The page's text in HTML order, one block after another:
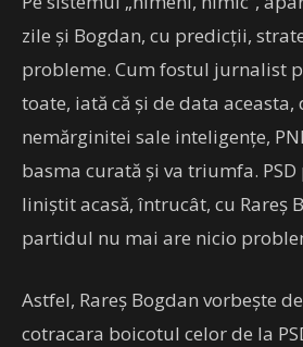
zile și Bogdan, cu predicții,
probleme. Cum fostul jurnalist
toate, iată că și de data
nemărginitei sale inteligențe,
basma curată și va triumfa. PSD
liniștit acasă, întrucât, cu Rareș
partidul nu mai are nicio
Astfel, Rareș Bogdan vorbește
cotracara boicotul celor de la